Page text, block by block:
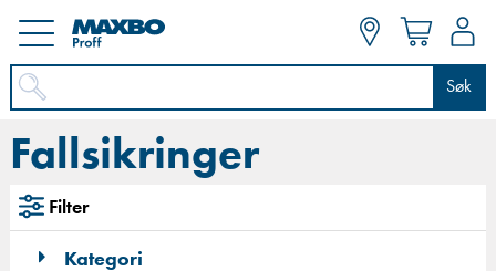
Søk
Fallsikringer
Filter
Kategori